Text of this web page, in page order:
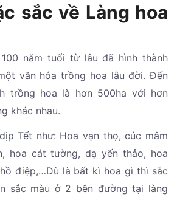
sắc về Làng hoa
năm tuổi từ lâu đã hình thành
văn hóa trồng hoa lâu đời. Đến
trồng hoa là hơn 500ha với hơn
khác nhau.
Tết như: Hoa vạn thọ, cúc mâm
hoa cát tường, dạ yến thảo, hoa
điệp,…Dù là bất kì hoa gì thì sắc
sắc màu ở 2 bên đường tại làng